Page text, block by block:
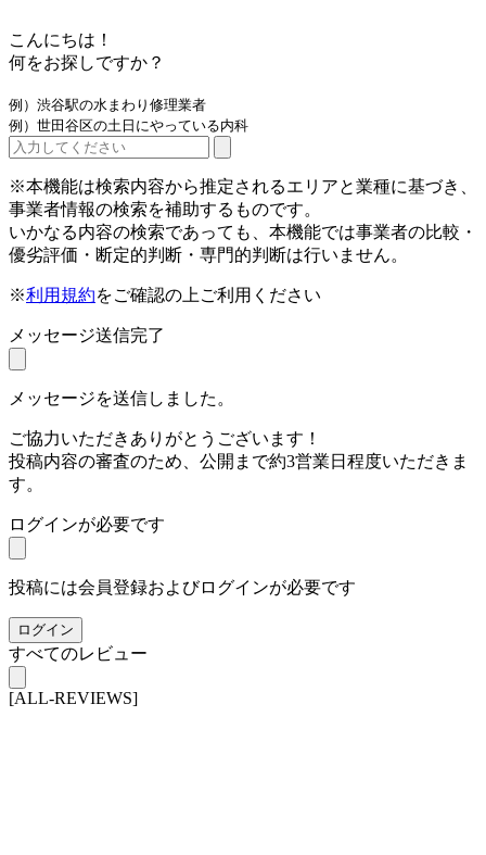
こんにちは！
何をお探しですか？
例）渋谷駅の水まわり修理業者
例）世田谷区の土日にやっている内科
※本機能は検索内容から推定されるエリアと業種に基づき、
事業者情報の検索を補助するものです。
いかなる内容の検索であっても、本機能では事業者の比較・
優劣評価・断定的判断・専門的判断は行いません。
※利用規約をご確認の上ご利用ください
メッセージ送信完了
メッセージを送信しました。
ご協力いただきありがとうございます！
投稿内容の審査のため、公開まで約3営業日程度いただきま
す。
ログインが必要です
投稿には会員登録およびログインが必要です
ログイン
すべてのレビュー
[ALL-REVIEWS]